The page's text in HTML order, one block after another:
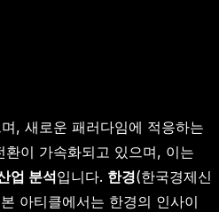
, 새로운 패러다임에 적응하는
환이 가속화되고 있으며, 이는
업 분석입니다. 한경(한국경제신
아티클에서는 한경의 인사이